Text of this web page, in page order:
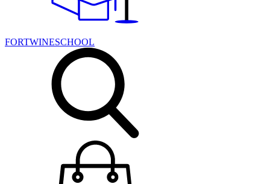
FORTWINESCHOOL